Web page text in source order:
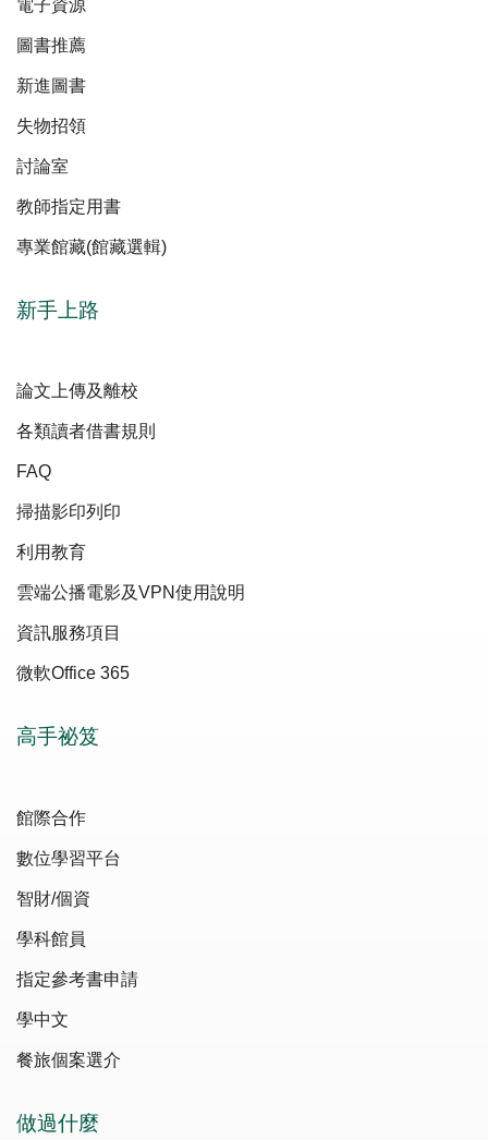
電子資源
圖書推薦
新進圖書
失物招領
討論室
教師指定用書
專業館藏(館藏選輯)
新手上路
論文上傳及離校
各類讀者借書規則
FAQ
掃描影印列印
利用教育
雲端公播電影及VPN使用說明
資訊服務項目
微軟Office 365
高手祕笈
館際合作
數位學習平台
智財/個資
學科館員
指定參考書申請
學中文
餐旅個案選介
做過什麼